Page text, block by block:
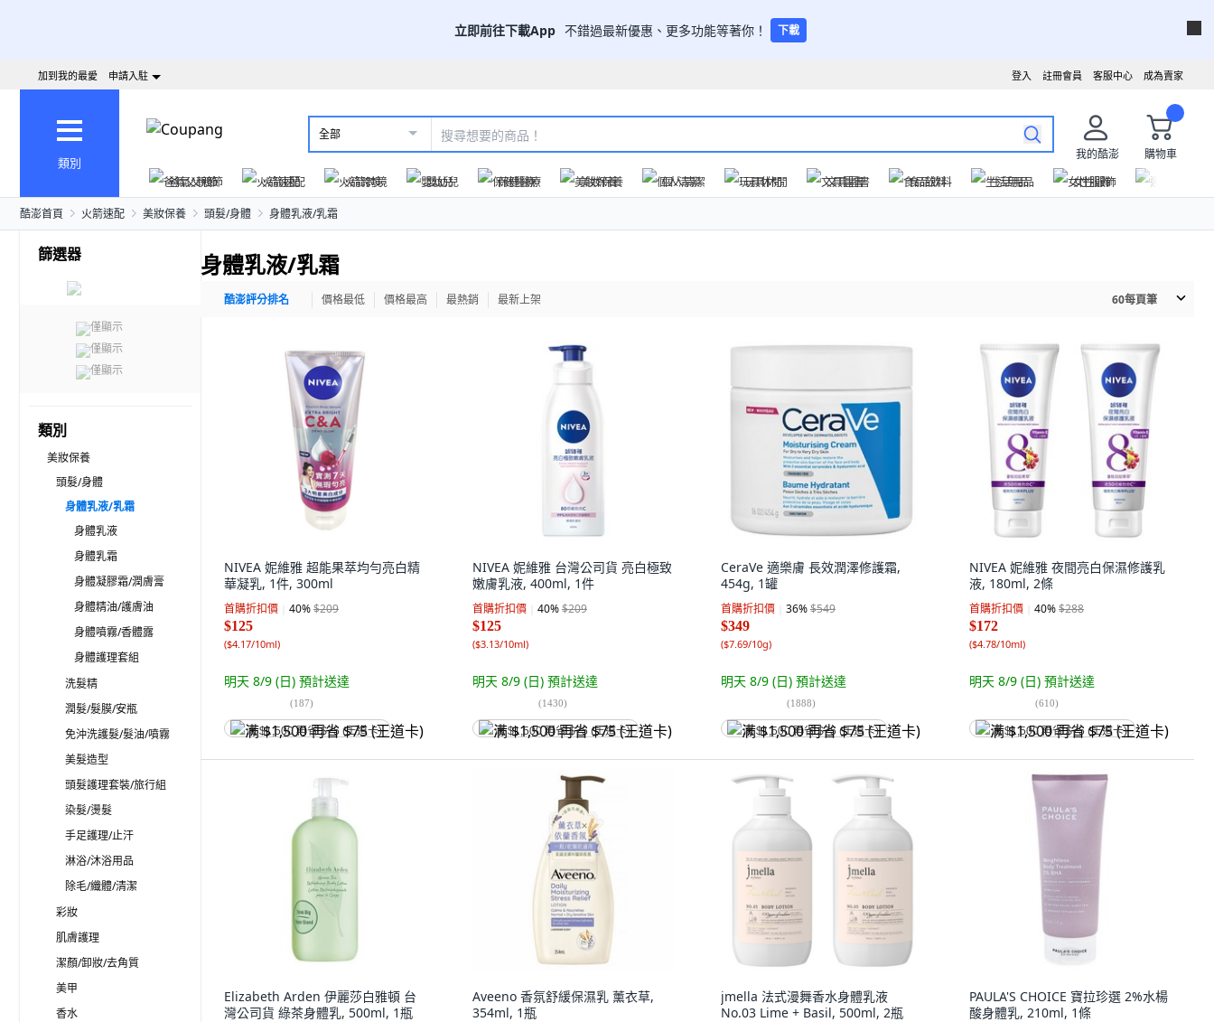
立即前往下載App 不錯過最新優惠、更多功能等著你！ 下載
成為賣家
客服中心
註冊會員
登入
加到我的最愛 申請入駐
類別
全部
我的酷澎
購物車
爸氣父親節
火箭速配 火箭跨境 嬰幼兒 保健醫療 美妝保養 個人清潔 玩具休閒 文具圖書 食品飲料 生活用品 女性服飾
酷澎首頁 火箭速配 美妝保養 頭髮/身體 身體乳液/乳霜
篩選器
僅顯示
僅顯示
僅顯示
類別
美妝保養
頭髮/身體
身體乳液/乳霜
身體乳液
身體乳霜
身體凝膠霜/潤膚膏
身體精油/護膚油
身體噴霧/香體露
身體護理套組
洗髮精
潤髮/髮膜/安瓶
免沖洗護髮/髮油/噴霧
美髮造型
頭髮護理套裝/旅行組
染髮/燙髮
手足護理/止汗
淋浴/沐浴用品
除毛/纖體/清潔
彩妝
肌膚護理
潔顏/卸妝/去角質
美甲
香水
身體乳液/乳霜
酷澎評分排名 價格最低 價格最高 最熱銷 最新上架 60每頁筆
NIVEA 妮維雅 超能果萃均勻亮白精
華凝乳, 1件, 300ml
首購折扣價 40%$209
$125
($4.17/10ml)
明天 8/9 (日) 預計送達
(187)
满 $1,500 再省 $75 (王道卡)
NIVEA 妮維雅 台灣公司貨 亮白極致
嫩膚乳液, 400ml, 1件
首購折扣價 40%$209
$125
($3.13/10ml)
明天 8/9 (日) 預計送達
(1430)
满 $1,500 再省 $75 (王道卡)
CeraVe 適樂膚 長效潤澤修護霜,
454g, 1罐
首購折扣價 36%$549
$349
($7.69/10g)
明天 8/9 (日) 預計送達
(1888)
满 $1,500 再省 $75 (王道卡)
NIVEA 妮維雅 夜間亮白保濕修護乳
液, 180ml, 2條
首購折扣價 40%$288
$172
($4.78/10ml)
明天 8/9 (日) 預計送達
(610)
满 $1,500 再省 $75 (王道卡)
Elizabeth Arden 伊麗莎白雅頓 台
灣公司貨 綠茶身體乳, 500ml, 1瓶
Aveeno 香氛舒緩保濕乳 薰衣草,
354ml, 1瓶
jmella 法式漫舞香水身體乳液
No.03 Lime + Basil, 500ml, 2瓶
PAULA'S CHOICE 寶拉珍選 2%水楊
酸身體乳, 210ml, 1條